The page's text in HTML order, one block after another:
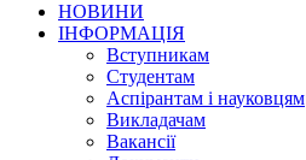
НОВИНИ
ІНФОРМАЦІЯ
Вступникам
Студентам
Аспірантам і науковцям
Викладачам
Вакансії